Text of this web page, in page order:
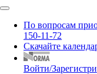
По вопросам
150-11-72
Скачайте
Войти/